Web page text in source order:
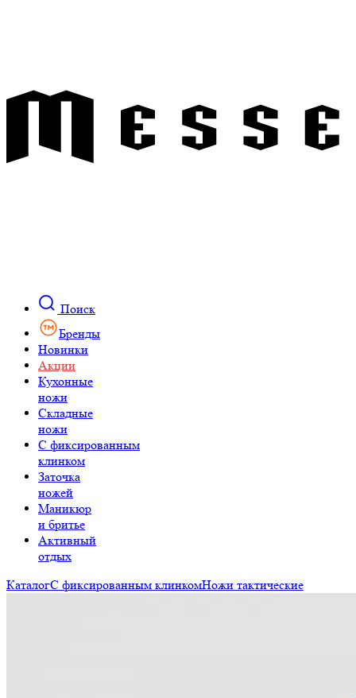
Поиск
Бренды
Новинки
Акции
Кухонные
ножи
Складные
ножи
C фиксированным
клинком
Заточка
ножей
Маникюр
и бритье
Активный
отдых
КаталогС фиксированным клинкомНожи тактические